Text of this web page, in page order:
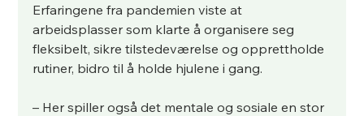
Erfaringene fra pandemien viste at
arbeidsplasser som klarte å organisere seg
fleksibelt, sikre tilstedeværelse og opprettholde
rutiner, bidro til å holde hjulene i gang.
– Her spiller også det mentale og sosiale en stor